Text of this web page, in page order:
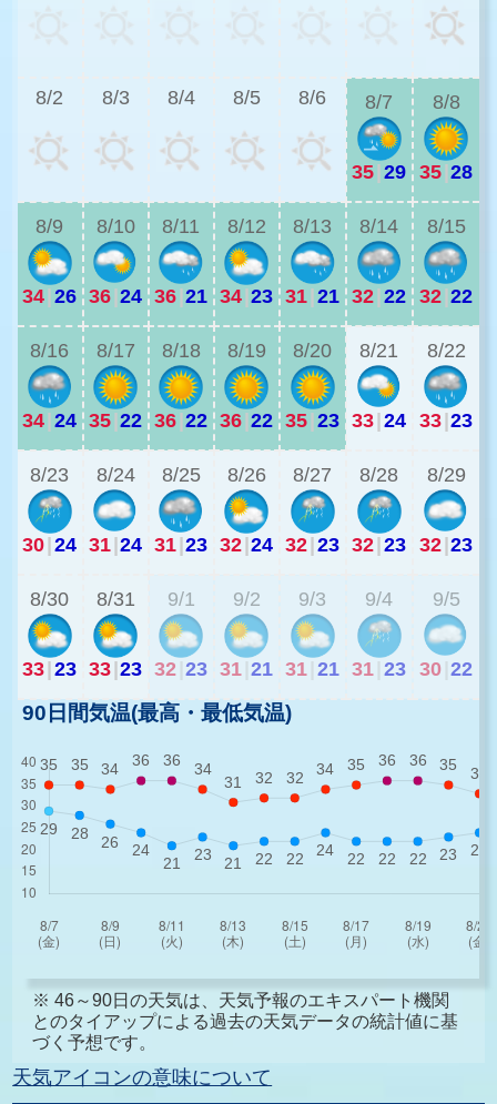
8/2 8/3 8/4 8/5 8/6 8/7
35|29
8/8
35|28
8/9
34|26
8/10
36|24
8/11
36|21
8/12
34|23
8/13
31|21
8/14
32|22
8/15
32|22
8/16
34|24
8/17
35|22
8/18
36|22
8/19
36|22
8/20
35|23
8/21
33|24
8/22
33|23
8/23
30|24
8/24
31|24
8/25
31|23
8/26
32|24
8/27
32|23
8/28
32|23
8/29
32|23
8/30
33|23
8/31
33|23
9/1
32 23
9/2
31 21
9/3
31 21
9/4
31 23
9/5
30 22
90日間気温(最高・最低気温)
※ 46～90日の天気は、天気予報のエキスパート機関
とのタイアップによる過去の天気データの統計値に基
づく予想です。
天気アイコンの意味について